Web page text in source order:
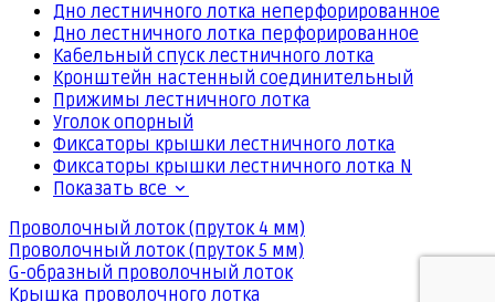
Дно лестничного лотка неперфорированное
Дно лестничного лотка перфорированное
Кабельный спуск лестничного лотка
Кронштейн настенный соединительный
Прижимы лестничного лотка
Уголок опорный
Фиксаторы крышки лестничного лотка
Фиксаторы крышки лестничного лотка N
Показать все
Проволочный лоток (пруток 4 мм)
Проволочный лоток (пруток 5 мм)
G-образный проволочный лоток
Крышка проволочного лотка